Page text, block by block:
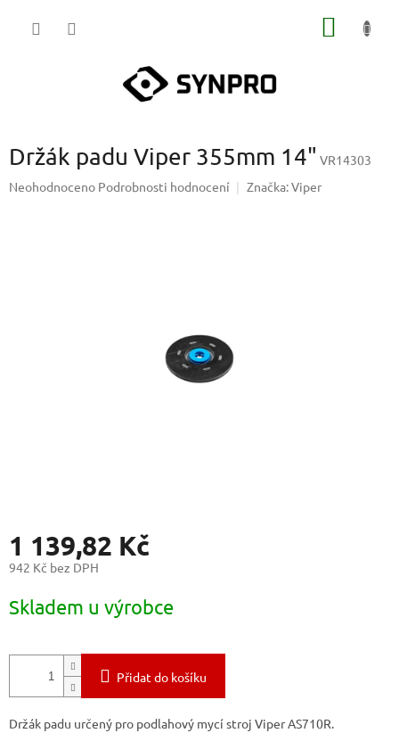
Držák padu Viper 355mm 14" VR14303
Průměrné
Neohodnoceno Podrobnosti hodnocení Značka:Viper
1 139,82 Kč
942 Kč bez DPH
cena:
Skladem u výrobce
Přidat do košíku
Držák padu určený pro podlahový mycí stroj Viper AS710R.